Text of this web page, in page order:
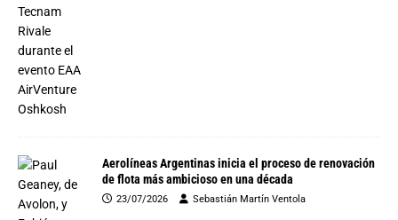
Aerolíneas Argentinas inicia el proceso de renovación
de flota más ambicioso en una década
23/07/2026 Sebastián Martín Ventola